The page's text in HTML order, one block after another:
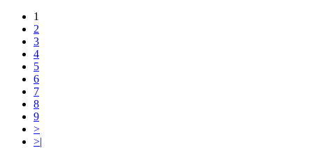
1
2
3
4
5
6
7
8
9
>
>|